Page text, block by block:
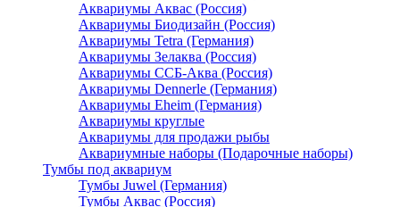
Аквариумы Аквас (Россия)
Аквариумы Биодизайн (Россия)
Аквариумы Tetra (Германия)
Аквариумы Зелаква (Россия)
Аквариумы ССБ-Аква (Россия)
Аквариумы Dennerle (Германия)
Аквариумы Eheim (Германия)
Аквариумы круглые
Аквариумы для продажи рыбы
Аквариумные наборы (Подарочные наборы)
Тумбы под аквариум
Тумбы Juwel (Германия)
Тумбы Аквас (Россия)